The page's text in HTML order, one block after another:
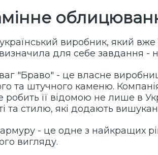
виробник, який
для себе завдання -
"Браво" - це власне
та штучного каменю.
робить її відомою не лише в
та стилю, які додають
- це одне з найкращих
вигляду.